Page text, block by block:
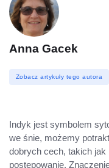
Anna Gacek
Zobacz artykuły tego autora
Indyk jest symbolem
we śnie, możemy
dobrych cech, takich
postępowanie.